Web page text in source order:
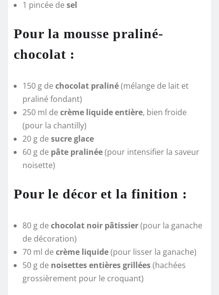
1 pincée de sel
Pour la mousse praliné-
chocolat :
150 g de chocolat praliné(mélange de lait et
praliné fondant)
250 ml de crème liquide entière, bien froide
(pour la chantilly)
20 g de sucre glace
60 g de pâte pralinée(pour intensifier la saveur
noisette)
Pour le décor et la finition :
80 g de chocolat noir pâtissier(pour la ganache
de décoration)
70 ml de crème liquide(pour lisser la ganache)
50 g de noisettes entières grillées(hachées
grossièrement pour le croquant)